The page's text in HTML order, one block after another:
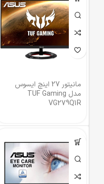
مانیتور 27 اینچ ایسوس
مدل TUF Gaming
VG279Q1R